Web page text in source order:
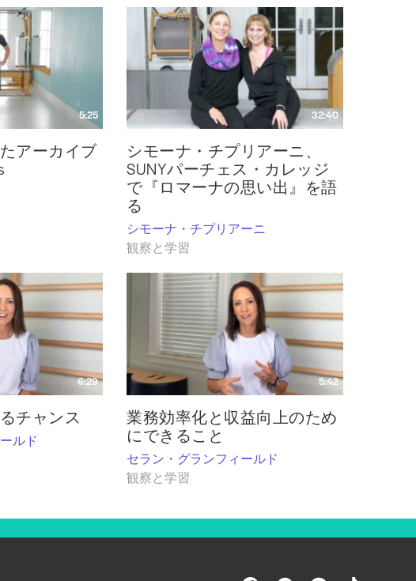
5:25
アーカイブ
32:40
シモーナ・チプリアーニ、
SUNYパーチェス・カレッジ
で『ロマーナの思い出』を語
る
シモーナ・チプリアーニ
観察と学習
6:29
チャンス
ルド
5:42
業務効率化と収益向上のため
にできること
セラン・グランフィールド
観察と学習